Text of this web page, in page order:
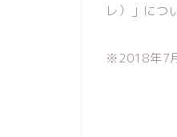
レ）」につ
※2018年7